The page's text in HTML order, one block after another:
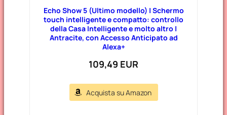
Echo Show 5 (Ultimo modello) | Schermo
touch intelligente e compatto: controllo
della Casa Intelligente e molto altro |
Antracite, con Accesso Anticipato ad
Alexa+
109,49 EUR
Acquista su Amazon